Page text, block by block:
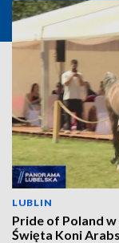
LUBLIN
Pride of Poland
Święta Koni